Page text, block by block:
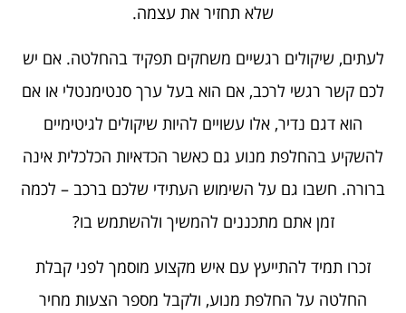
שלא תחזיר את עצמה.
לעתים, שיקולים רגשיים משחקים תפקיד בהחלטה. אם יש
לכם קשר רגשי לרכב, אם הוא בעל ערך סנטימנטלי או אם
הוא דגם נדיר, אלו עשויים להיות שיקולים לגיטימיים
להשקיע בהחלפת מנוע גם כאשר הכדאיות הכלכלית אינה
ברורה. חשבו גם על השימוש העתידי שלכם ברכב – לכמה
זמן אתם מתכננים להמשיך ולהשתמש בו?
זכרו תמיד להתייעץ עם איש מקצוע מוסמך לפני קבלת
החלטה על החלפת מנוע, ולקבל מספר הצעות מחיר